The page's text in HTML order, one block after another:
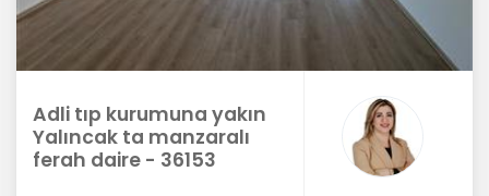
Adli tıp kurumuna yakın
Yalıncak ta manzaralı
ferah daire - 36153